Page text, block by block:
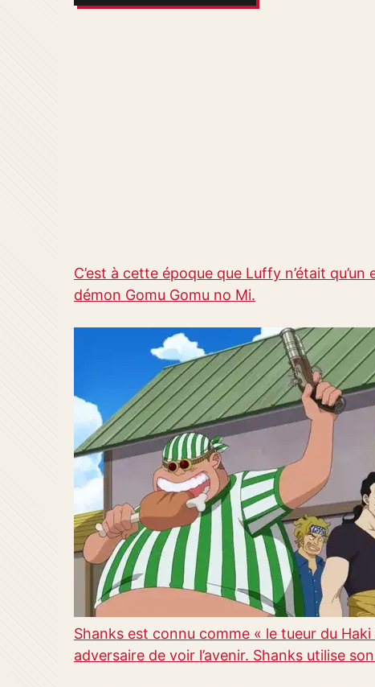
C’est à cette époque que Luffy n’était
démon Gomu Gomu no Mi.
Shanks est connu comme « le tueur du
adversaire de voir l’avenir. Shanks utilise